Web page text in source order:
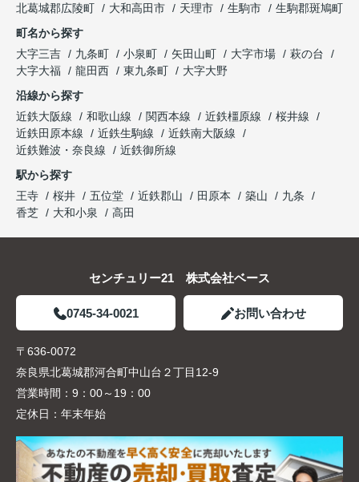
北葛城郡広陵町
大和高田市 天理市 生駒市
生駒郡斑鳩町
町名から探す
大字三吉
九条町 小泉町 矢田山町 大字市場
萩の台
大字大福
龍田西 東九条町
大字大野
沿線から探す
近鉄大阪線
和歌山線 関西本線 近鉄橿原線
桜井線
近鉄田原本線
近鉄生駒線
近鉄南大阪線
近鉄難波・奈良線
近鉄御所線
駅から探す
王寺
桜井 五位堂 近鉄郡山 田原本 築山
九条
香芝
大和小泉 高田
センチュリー21 株式会社ベース
0745-34-0021 お問い合わせ
〒636-0072
奈良県北葛城郡河合町中山台２丁目12-9
営業時間： 9：00～19：00
定休日： 年末年始